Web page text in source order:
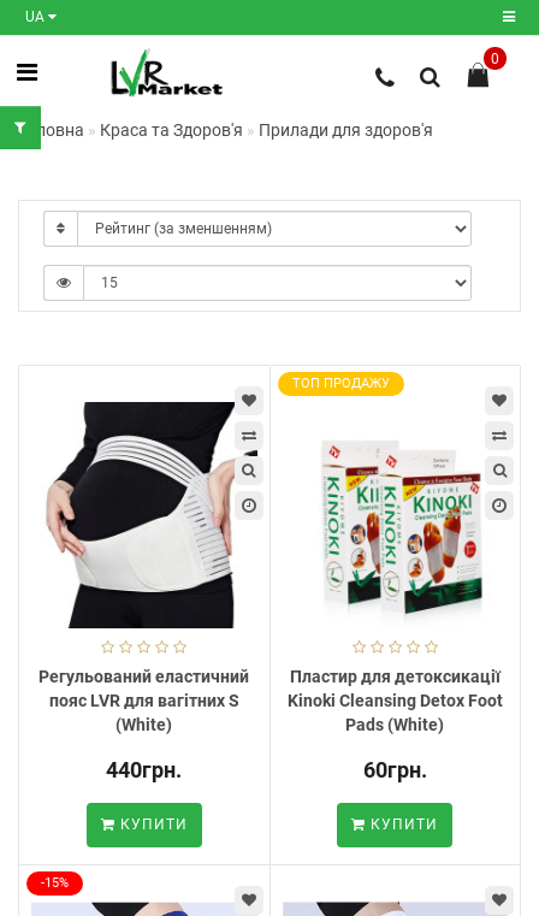
UA
Реєстрація
Авторизація
закладки0
Порівняння
0
Головна Краса та Здоров'я Прилади для здоров'я
Регульований еластичний
пояс LVR для вагітних S
(White)
440грн.
КУПИТИ
ТОП ПРОДАЖУ
Пластир для детоксикації
Kinoki Cleansing Detox Foot
Pads (White)
60грн.
КУПИТИ
-15%